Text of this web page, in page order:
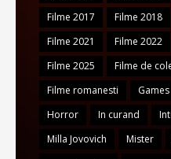
Filme 2017
Filme 2018
Filme 2021
Filme 2022
Filme 2025
Filme de
Filme romanesti
Games
Horror
In curand
Milla Jovovich
Mister